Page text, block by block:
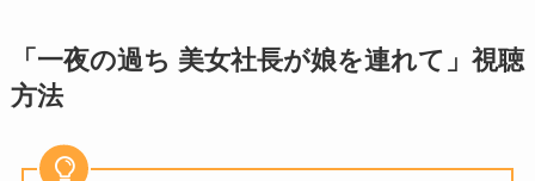
「一夜の過ち 美女社長が娘を連れて」視聴
方法